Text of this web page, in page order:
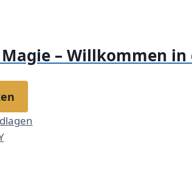
– Willkommen in